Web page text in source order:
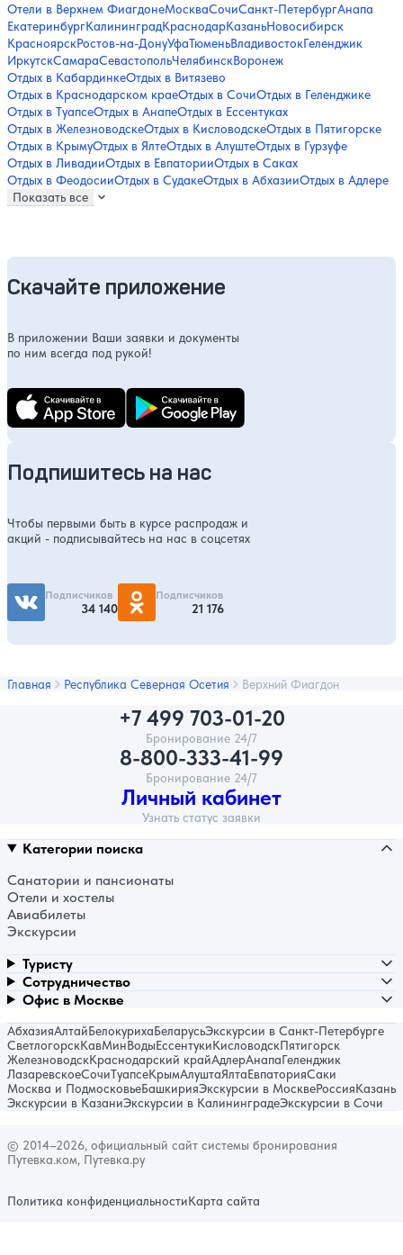
Отели в Верхнем ФиагдонеМоскваСочиСанкт-ПетербургАнапа
ЕкатеринбургКалининградКраснодарКазаньНовосибирск
КрасноярскРостов-на-ДонуУфаТюменьВладивостокГеленджик
ИркутскСамараСевастопольЧелябинскВоронеж
Отдых в КабардинкеОтдых в Витязево
Отдых в Краснодарском краеОтдых в СочиОтдых в Геленджике
Отдых в ТуапсеОтдых в АнапеОтдых в Ессентуках
Отдых в ЖелезноводскеОтдых в КисловодскеОтдых в Пятигорске
Отдых в КрымуОтдых в ЯлтеОтдых в АлуштеОтдых в Гурзуфе
Отдых в ЛивадииОтдых в ЕвпаторииОтдых в Саках
Отдых в ФеодосииОтдых в СудакеОтдых в АбхазииОтдых в Адлере
Показать все
Скачайте приложение
В приложении Ваши заявки и документы
по ним всегда под рукой!
Подпишитесь на нас
Чтобы первыми быть в курсе распродаж и
акций - подписывайтесь на нас в соцсетях
Подписчиков
34 140
Подписчиков
21 176
Главная Республика Северная Осетия Верхний Фиагдон
+7 499 703-01-20
Бронирование 24/7
8-800-333-41-99
Бронирование 24/7
Личный кабинет
Узнать статус заявки
Категории поиска
Санатории и пансионаты
Отели и хостелы
Авиабилеты
Экскурсии
Туристу
Сотрудничество
Офис в Москве
АбхазияАлтайБелокурихаБеларусьЭкскурсии в Санкт-Петербурге
СветлогорскКавМинВодыЕссентукиКисловодскПятигорск
ЖелезноводскКраснодарский крайАдлерАнапаГеленджик
ЛазаревскоеСочиТуапсеКрымАлуштаЯлтаЕвпаторияСаки
Москва и ПодмосковьеБашкирияЭкскурсии в МосквеРоссияКазань
Экскурсии в КазаниЭкскурсии в КалининградеЭкскурсии в Сочи
© 2014–2026, официальный сайт системы бронирования
Путевка.ком, Путевка.ру
Политика конфиденциальностиКарта сайта